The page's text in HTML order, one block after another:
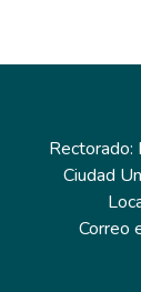
Rectorado:
Ciudad
Correo